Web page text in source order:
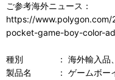
ご参考海外ニュース：
https://
pocket-game-boy-color-
種別 ： 海外輸入品、
製品名 ： ゲームボーイ